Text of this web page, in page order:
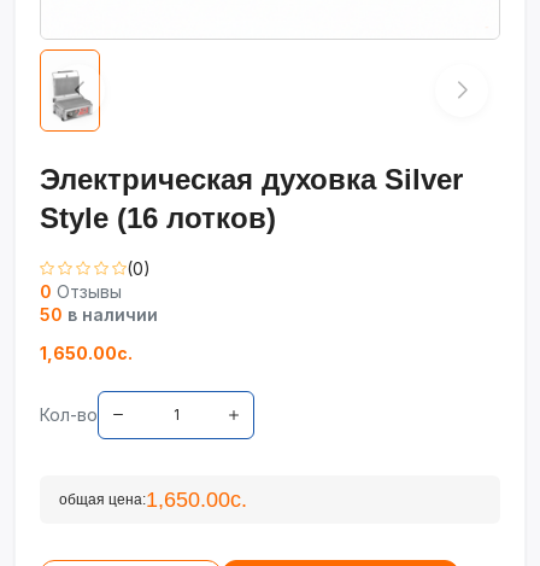
Электрическая духовка Silver
Style (16 лотков)
(0)
0 Отзывы
50 в наличии
1,650.00с.
Кол-во
общая цена:1,650.00с.